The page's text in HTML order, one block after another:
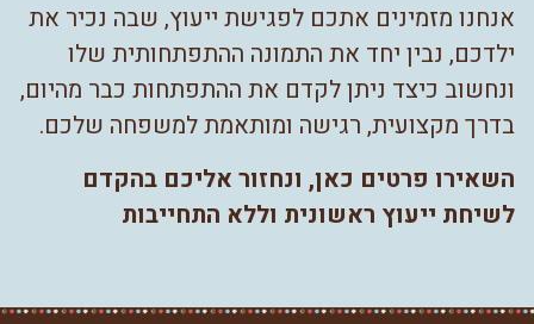
אנחנו מזמינים אתכם לפגישת ייעוץ, שבה נכיר את
ילדכם, נבין יחד את התמונה ההתפתחותית שלו
ונחשוב כיצד ניתן לקדם את ההתפתחות כבר מהיום,
בדרך מקצועית, רגישה ומותאמת למשפחה שלכם.
השאירו פרטים כאן, ונחזור אליכם בהקדם
לשיחת ייעוץ ראשונית וללא התחייבות